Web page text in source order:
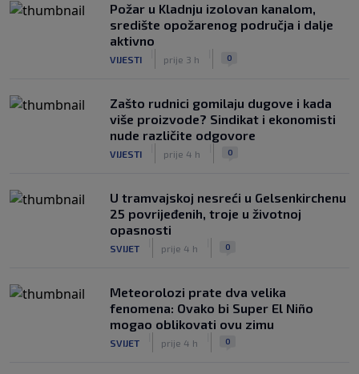
Požar u Kladnju izolovan kanalom,
središte opožarenog područja i dalje
aktivno
VIJESTI prije 3 h 0
Zašto rudnici gomilaju dugove i kada
više proizvode? Sindikat i ekonomisti
nude različite odgovore
VIJESTI prije 4 h 0
U tramvajskoj nesreći u Gelsenkirchenu
25 povrijeđenih, troje u životnoj
opasnosti
SVIJET prije 4 h 0
Meteorolozi prate dva velika
fenomena: Ovako bi Super El Niño
mogao oblikovati ovu zimu
SVIJET prije 4 h 0